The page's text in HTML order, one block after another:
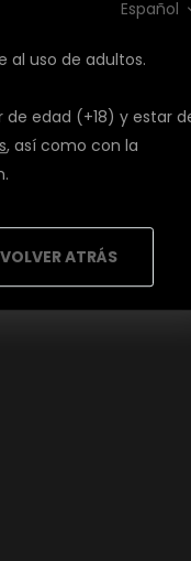
Español
al uso de adultos.
de edad (+18) y estar
, así como con la
VOLVER ATRÁS